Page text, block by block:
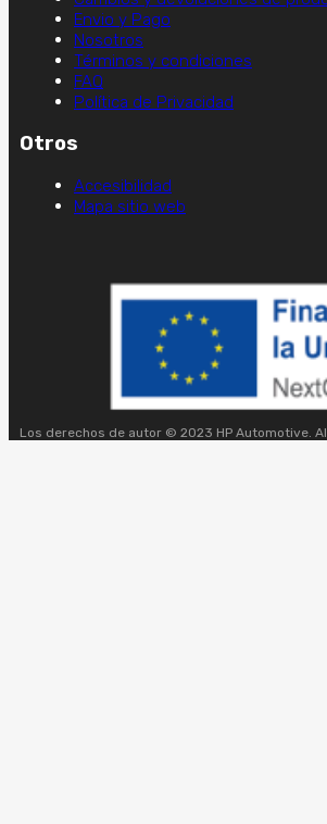
Envio y Pago
Nosotros
Términos y condiciones
FAQ
Política de Privacidad
Otros
Accesibilidad
Mapa sitio web
Los derechos de autor © 2023 HP Automotive.